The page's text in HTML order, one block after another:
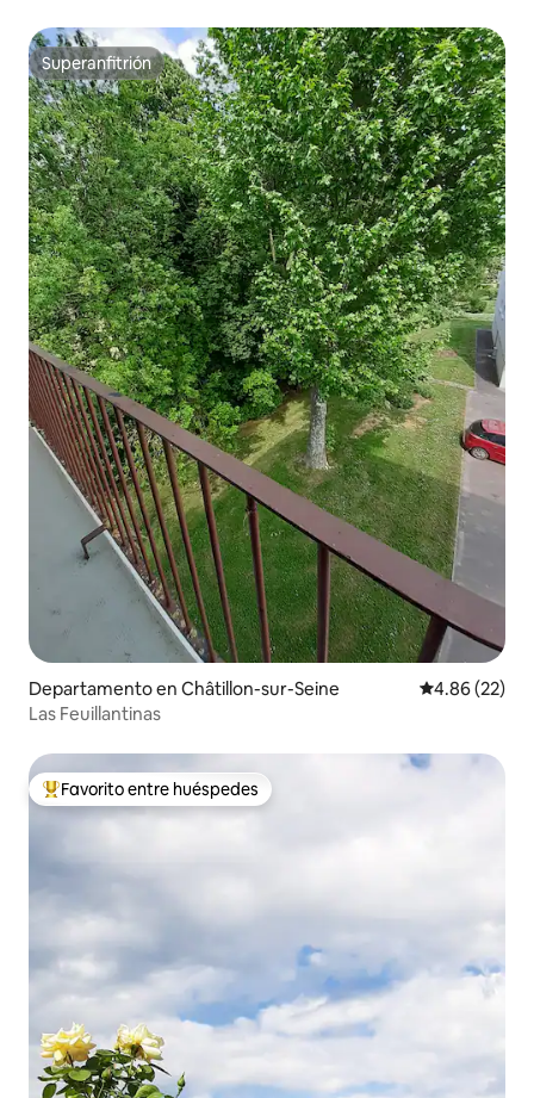
Superanfitrión
Superanfitrión
Departamento en Châtillon-sur-Seine Calificación
4.86 (22)
Las Feuillantinas
De los mejores en Favorito entre huéspedes
Favorito entre huéspedes